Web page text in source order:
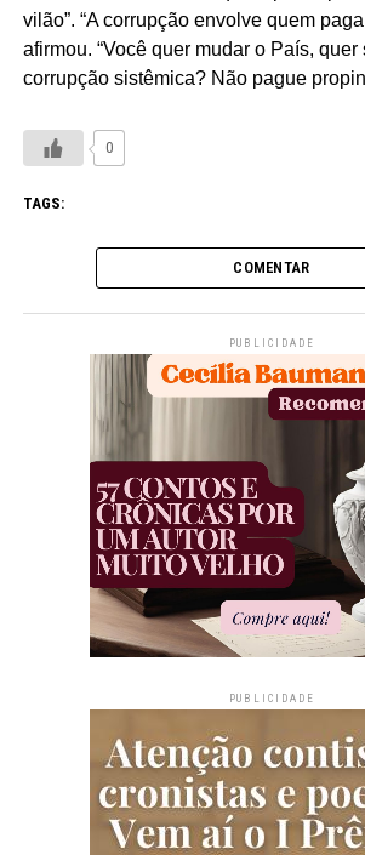
vilão”. “A corrupção envolve quem
afirmou. “Você quer mudar o País, quer
corrupção sistêmica? Não pague
0
TAGS:
COMENTAR
PUBLICIDADE
PUBLICIDADE